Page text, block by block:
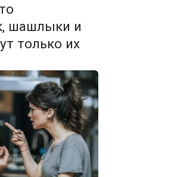
шашлыки и
только их